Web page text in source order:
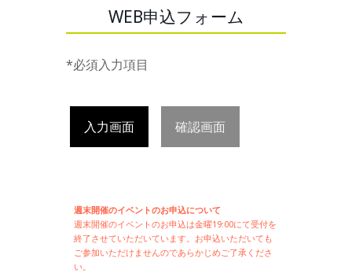
WEB申込フォーム
*必須入力項目
入力画面 確認画面
週末開催のイベントのお申込について
週末開催のイベントのお申込は金曜19:00にて受付を
終了させていただいています。お申込いただいても
ご参加いただけませんのであらかじめご了承くださ
い。